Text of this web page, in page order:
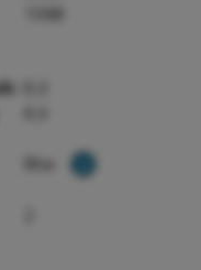
1598
Btw